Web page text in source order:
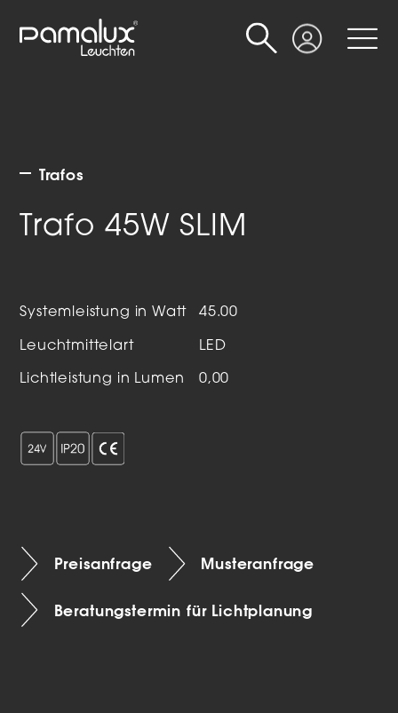
Login
Suche
Trafos
Trafo 45W SLIM
Systemleistung in Watt 45.00
Leuchtmittelart LED
Lichtleistung in Lumen 0,00
Preisanfrage Musteranfrage
Beratungstermin für Lichtplanung